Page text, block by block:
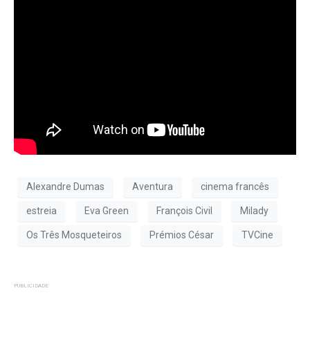
Alexandre Dumas Aventura cinema francês
estreia Eva Green François Civil Milady
Os Três Mosqueteiros Prémios César TVCine
PUBLICIDADE